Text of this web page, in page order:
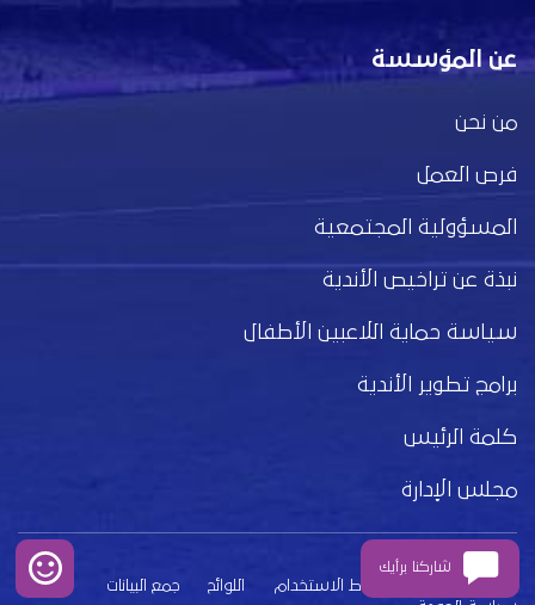
عن المؤسسة
من نحن
فرص العمل
المسؤولية المجتمعية
نبذة عن تراخيص الأندية
سياسة حماية اللاعبين الأطفال
برامج تطوير الأندية
كلمة الرئيس
مجلس الإدارة
بيان الخصوصية شروط الاستخدام اللوائح
جمع البيانات
شاركنا برأيك